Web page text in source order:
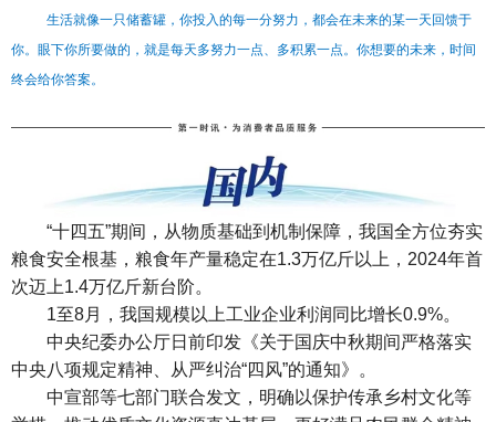
生活就像一只储蓄罐，你投入的每一分努力，都会在未来的某一天回馈于
你。眼下你所要做的，就是每天多努力一点、多积累一点。你想要的未来，时间
终会给你答案。
“十四五”期间，从物质基础到机制保障，我国全方位夯实
粮食安全根基，粮食年产量稳定在1.3万亿斤以上，2024年首
次迈上1.4万亿斤新台阶。
1至8月，我国规模以上工业企业利润同比增长0.9%。
中央纪委办公厅日前印发《关于国庆中秋期间严格落实
中央八项规定精神、从严纠治“四风”的通知》。
中宣部等七部门联合发文，明确以保护传承乡村文化等